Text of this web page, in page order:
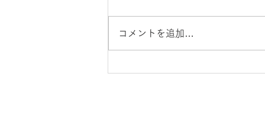
務執行理事）の第3回発表会
表理事、堀切一徳業務執行理事）
の第3回発表会のお知らせです。
コメントを追加…